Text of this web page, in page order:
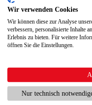
Wir verwenden Cookies
Wir können diese zur Analyse
verbessern, personalisierte Inhalte
Erlebnis zu bieten. Für weitere
öffnen Sie die Einstellungen.
Nur technisch